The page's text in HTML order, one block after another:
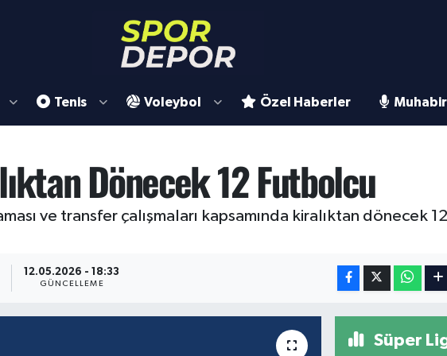
Tenis Voleybol Özel Haberler
Dönecek 12 Futbolcu
ve transfer çalışmaları kapsamında kiralıktan dönecek
12.05.2026 - 18:33
GÜNCELLEME
Süper